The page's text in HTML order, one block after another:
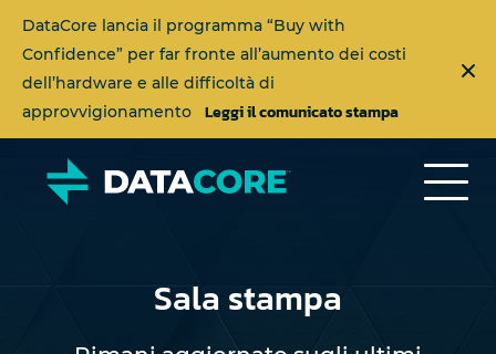
DataCore lancia il programma “Buy with
Confidence” per far fronte all’aumento dei costi
dell’hardware e alle difficoltà di
approvvigionamento
Leggi il comunicato stampa
Sala stampa